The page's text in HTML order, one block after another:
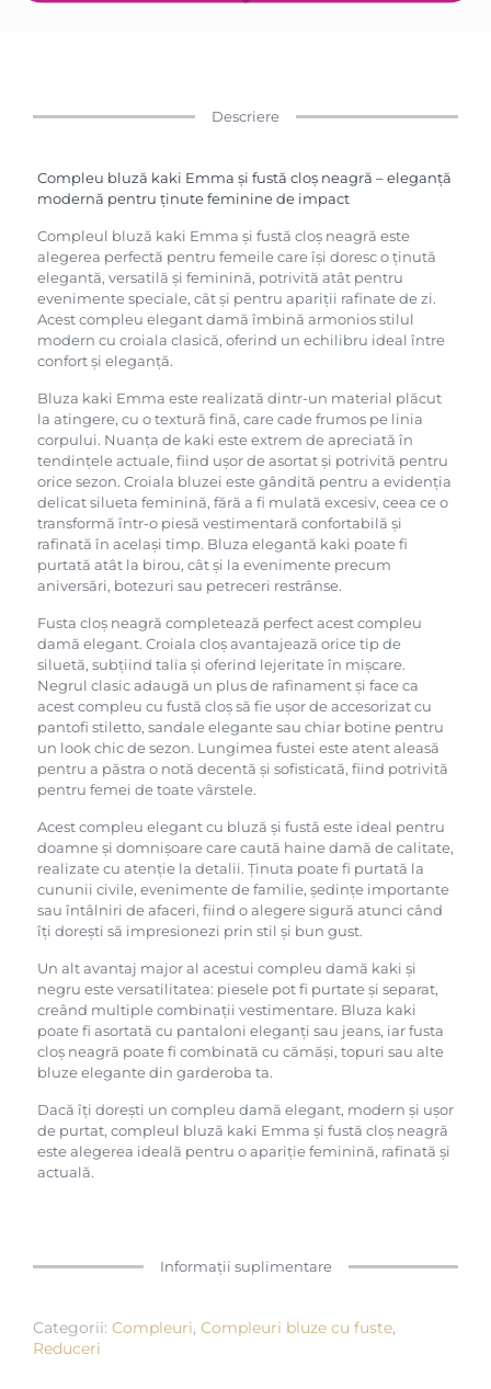
Descriere
Compleu bluză kaki Emma și fustă cloș neagră – eleganță
modernă pentru ținute feminine de impact
Compleul bluză kaki Emma și fustă cloș neagră este
alegerea perfectă pentru femeile care își doresc o ținută
elegantă, versatilă și feminină, potrivită atât pentru
evenimente speciale, cât și pentru apariții rafinate de zi.
Acest compleu elegant damă îmbină armonios stilul
modern cu croiala clasică, oferind un echilibru ideal între
confort și eleganță.
Bluza kaki Emma este realizată dintr-un material plăcut
la atingere, cu o textură fină, care cade frumos pe linia
corpului. Nuanța de kaki este extrem de apreciată în
tendințele actuale, fiind ușor de asortat și potrivită pentru
orice sezon. Croiala bluzei este gândită pentru a evidenția
delicat silueta feminină, fără a fi mulată excesiv, ceea ce o
transformă într-o piesă vestimentară confortabilă și
rafinată în același timp. Bluza elegantă kaki poate fi
purtată atât la birou, cât și la evenimente precum
aniversări, botezuri sau petreceri restrânse.
Fusta cloș neagră completează perfect acest compleu
damă elegant. Croiala cloș avantajează orice tip de
siluetă, subțiind talia și oferind lejeritate în mișcare.
Negrul clasic adaugă un plus de rafinament și face ca
acest compleu cu fustă cloș să fie ușor de accesorizat cu
pantofi stiletto, sandale elegante sau chiar botine pentru
un look chic de sezon. Lungimea fustei este atent aleasă
pentru a păstra o notă decentă și sofisticată, fiind potrivită
pentru femei de toate vârstele.
Acest compleu elegant cu bluză și fustă este ideal pentru
doamne și domnișoare care caută haine damă de calitate,
realizate cu atenție la detalii. Ținuta poate fi purtată la
cununii civile, evenimente de familie, ședințe importante
sau întâlniri de afaceri, fiind o alegere sigură atunci când
îți dorești să impresionezi prin stil și bun gust.
Un alt avantaj major al acestui compleu damă kaki și
negru este versatilitatea: piesele pot fi purtate și separat,
creând multiple combinații vestimentare. Bluza kaki
poate fi asortată cu pantaloni eleganți sau jeans, iar fusta
cloș neagră poate fi combinată cu cămăși, topuri sau alte
bluze elegante din garderoba ta.
Dacă îți dorești un compleu damă elegant, modern și ușor
de purtat, compleul bluză kaki Emma și fustă cloș neagră
este alegerea ideală pentru o apariție feminină, rafinată și
actuală.
Informații suplimentare
Categorii: Compleuri, Compleuri bluze cu fuste,
Reduceri